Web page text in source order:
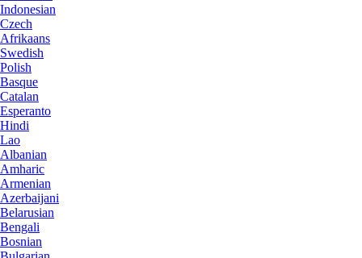
Indonesian
Czech
Afrikaans
Swedish
Polish
Basque
Catalan
Esperanto
Hindi
Lao
Albanian
Amharic
Armenian
Azerbaijani
Belarusian
Bengali
Bosnian